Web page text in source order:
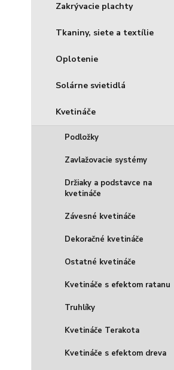
Zakrývacie plachty
Tkaniny, siete a textílie
Oplotenie
Solárne svietidlá
Kvetináče
Podložky
Zavlažovacie systémy
Držiaky a podstavce na
kvetináče
Závesné kvetináče
Dekoračné kvetináče
Ostatné kvetináče
Kvetináče s efektom ratanu
Truhlíky
Kvetináče Terakota
Kvetináče s efektom dreva